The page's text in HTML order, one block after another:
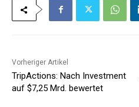
Vorheriger Artikel
TripActions: Nach Investment
auf $7,25 Mrd. bewertet